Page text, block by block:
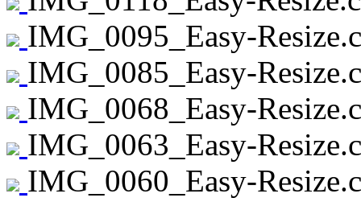
IMG_0095_Easy-
IMG_0085_Easy-
IMG_0068_Easy-
IMG_0063_Easy-
IMG_0060_Easy-